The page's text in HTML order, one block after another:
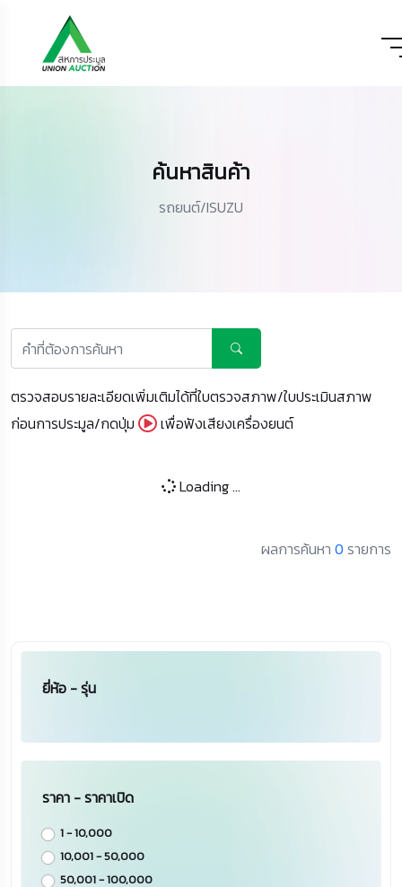
ค้นหาสินค้า
รถยนต์/ISUZU
ยี่ห้อ - รุ่น
ราคา - ราคาเปิด
1 - 10,000
10,001 - 50,000
50,001 - 100,000
ตรวจสอบรายละเอียดเพิ่มเติมได้ที่ใบตรวจสภาพ/ใบประเมินสภาพ
ก่อนการประมูล/กดปุ่ม
เพื่อฟังเสียงเครื่องยนต์
Loading ...
ผลการค้นหา 0 รายการ